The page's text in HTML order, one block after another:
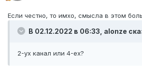
Если честно, то имхо, смысла в этом
В 02.12.2022 в 06:33, alonze
2-ух канал или 4-ех?